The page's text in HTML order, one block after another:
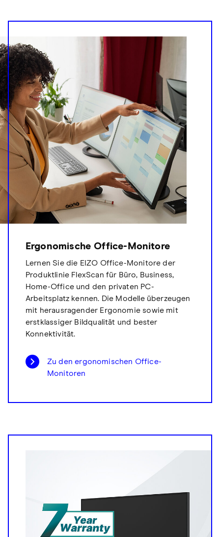
Ergonomische Office-Monitore
Lernen Sie die EIZO Office-Monitore der
Produktlinie FlexScan für Büro, Business,
Home-Office und den privaten PC-
Arbeitsplatz kennen. Die Modelle überzeugen
mit herausragender Ergonomie sowie mit
erstklassiger Bildqualität und bester
Konnektivität.
Zu den ergonomischen Office-
Monitoren